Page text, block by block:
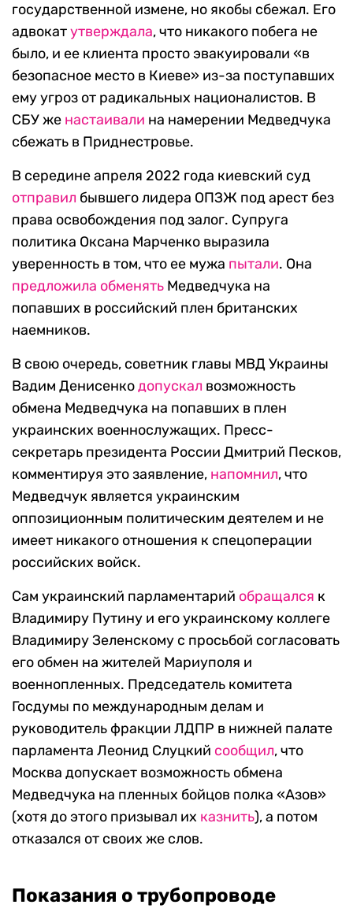
государственной измене, но якобы сбежал. Его
адвокатутверждала, что никакого побега не
было, и ее клиента просто эвакуировали «в
безопасное место в Киеве» из-за поступавших
ему угроз от радикальных националистов. В
СБУ же настаивали на намерении Медведчука
сбежать в Приднестровье.
В середине апреля 2022 года киевский суд
отправил бывшего лидера ОПЗЖ под арест без
права освобождения под залог. Супруга
политика Оксана Марченко выразила
уверенность в том, что ее мужа пытали. Она
предложила обменять Медведчука на
попавших в российский плен британских
наемников.
В свою очередь, советник главы МВД Украины
Вадим Денисенкодопускал возможность
обмена Медведчука на попавших в плен
украинских военнослужащих. Пресс-
секретарь президента России Дмитрий Песков,
комментируя это заявление, напомнил, что
Медведчук является украинским
оппозиционным политическим деятелем и не
имеет никакого отношения к спецоперации
российских войск.
Сам украинский парламентарий обращался к
Владимиру Путину и его украинскому коллеге
Владимиру Зеленскому с просьбой согласовать
его обмен на жителей Мариуполя и
военнопленных. Председатель комитета
Госдумы по международным делам и
руководитель фракции ЛДПР в нижней палате
парламента Леонид Слуцкий сообщил, что
Москва допускает возможность обмена
Медведчука на пленных бойцов полка «Азов»
(хотя до этого призывал их казнить), а потом
отказался от своих же слов.
Показания о трубопроводе